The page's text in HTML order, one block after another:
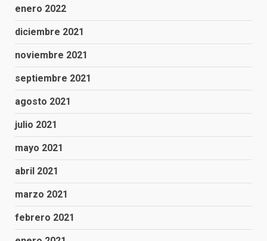
enero 2022
diciembre 2021
noviembre 2021
septiembre 2021
agosto 2021
julio 2021
mayo 2021
abril 2021
marzo 2021
febrero 2021